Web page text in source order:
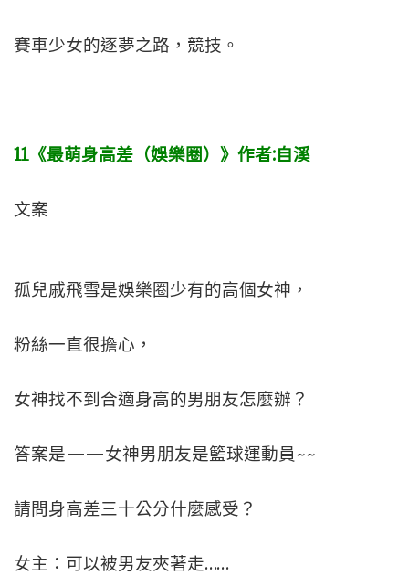
賽車少女的逐夢之路，競技。
11 《最萌身高差（娛樂圈）》作者:自溪
文案
孤兒戚飛雪是娛樂圈少有的高個女神，
粉絲一直很擔心，
女神找不到合適身高的男朋友怎麼辦？
答案是——女神男朋友是籃球運動員~~
請問身高差三十公分什麼感受？
女主：可以被男友夾著走……